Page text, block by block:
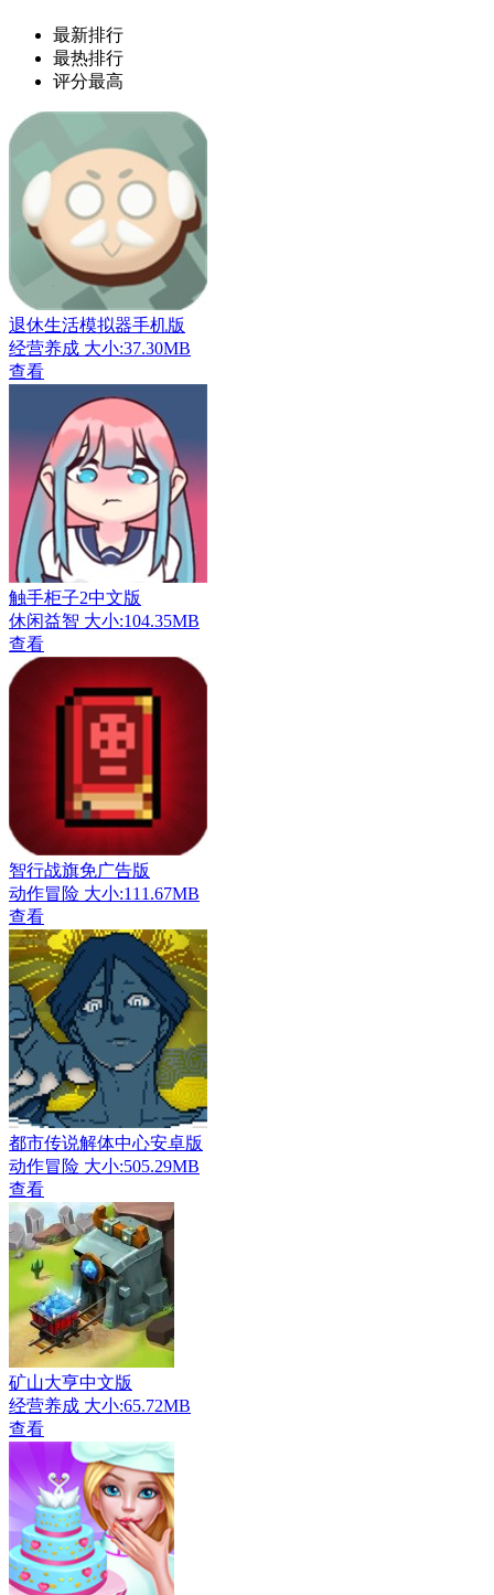
最新排行
最热排行
评分最高
退休生活模拟器手机版
经营养成 大小:37.30MB
查看
触手柜子2中文版
休闲益智 大小:104.35MB
查看
智行战旗免广告版
动作冒险 大小:111.67MB
查看
都市传说解体中心安卓版
动作冒险 大小:505.29MB
查看
矿山大亨中文版
经营养成 大小:65.72MB
查看